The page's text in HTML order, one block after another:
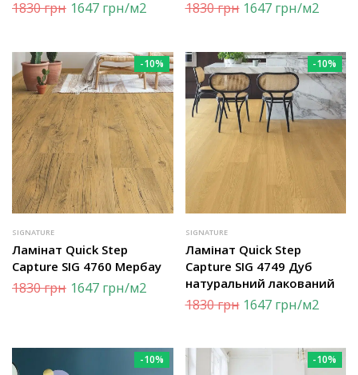
1830грн 1647грн/м2 1830грн 1647 грн/м2
-10%
SIGNATURE
Ламінат Quick Step
Capture SIG 4760 Мербау
1830грн 1647грн/м2
-10%
SIGNATURE
Ламінат Quick Step
Capture SIG 4749 Дуб
натуральний лакований
1830грн 1647 грн/м2
-10% -10%